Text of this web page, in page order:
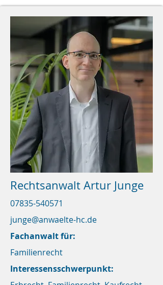
Rechtsanwalt Artur Junge
07835-540571
junge@anwaelte-hc.de
Fachanwalt für:
Familienrecht
Interessensschwerpunkt: